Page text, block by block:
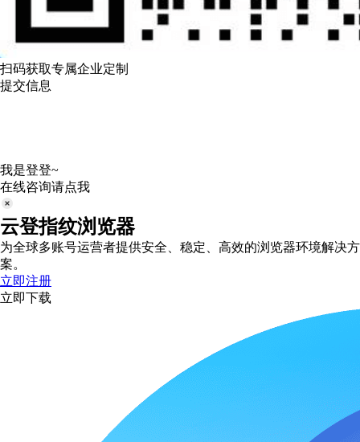
扫码获取专属企业定制
提交信息
我是登登~
在线咨询请点我
云登指纹浏览器
为全球多账号运营者提供安全、稳定、高效的浏览器环境解决方
案。
立即注册
立即下载